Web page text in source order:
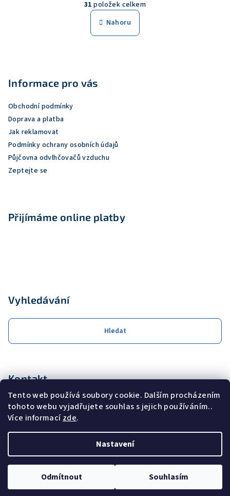
Tento web používá soubory cookie. Dalším procházením
tohoto webu vyjadřujete souhlas s jejich používáním..
Více informacízde.
Nastavení
Odmítnout Souhlasím
v
l
y
v
á
n
k
o
31 položek celkem
Nahoru
Informace pro vás
Obchodní podmínky
Doprava a platba
Jak reklamovat
Podmínky ochrany osobních údajů
Půjčovna odvlhčovačů vzduchu
Zeptejte se
Přijímáme online platby
Vyhledávání
Hledat
Kontakt
obchod
coolservis.cz
+420608231000
COOL SERVIS s.r.o.
Vytvořil Shoptet